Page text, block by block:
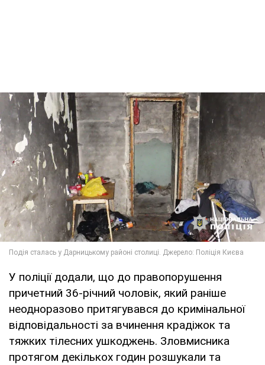
У поліції додали, що до правопорушення
причетний 36-річний чоловік, який раніше
неодноразово притягувався до кримінальної
відповідальності за вчинення крадіжок та
тяжких тілесних ушкоджень. Зловмисника
протягом декількох годин розшукали та